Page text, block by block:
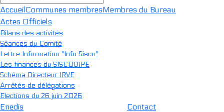
AccueilCommunes membresMembres du Bureau
Actes Officiels
Bilans des activités
Séances du Comité
Lettre Information "Info Sisco"
Les finances du SISCODIPE
Schéma Directeur IRVE
Arrêtés de délégations
Elections du 26 juin 2026
Enedis Contact